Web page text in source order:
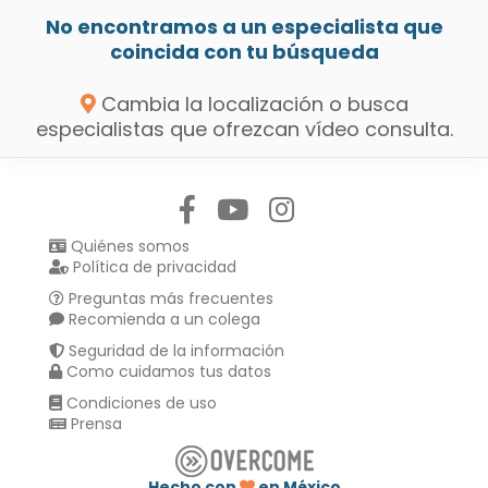
No encontramos a un especialista que
coincida con tu búsqueda
Cambia la localización o busca
especialistas que ofrezcan vídeo consulta.
Quiénes somos
Política de privacidad
Preguntas más frecuentes
Recomienda a un colega
Seguridad de la información
Como cuidamos tus datos
Condiciones de uso
Prensa